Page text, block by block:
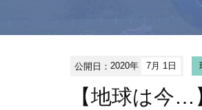
公開日：2020年 7月 1日
【地球は今…